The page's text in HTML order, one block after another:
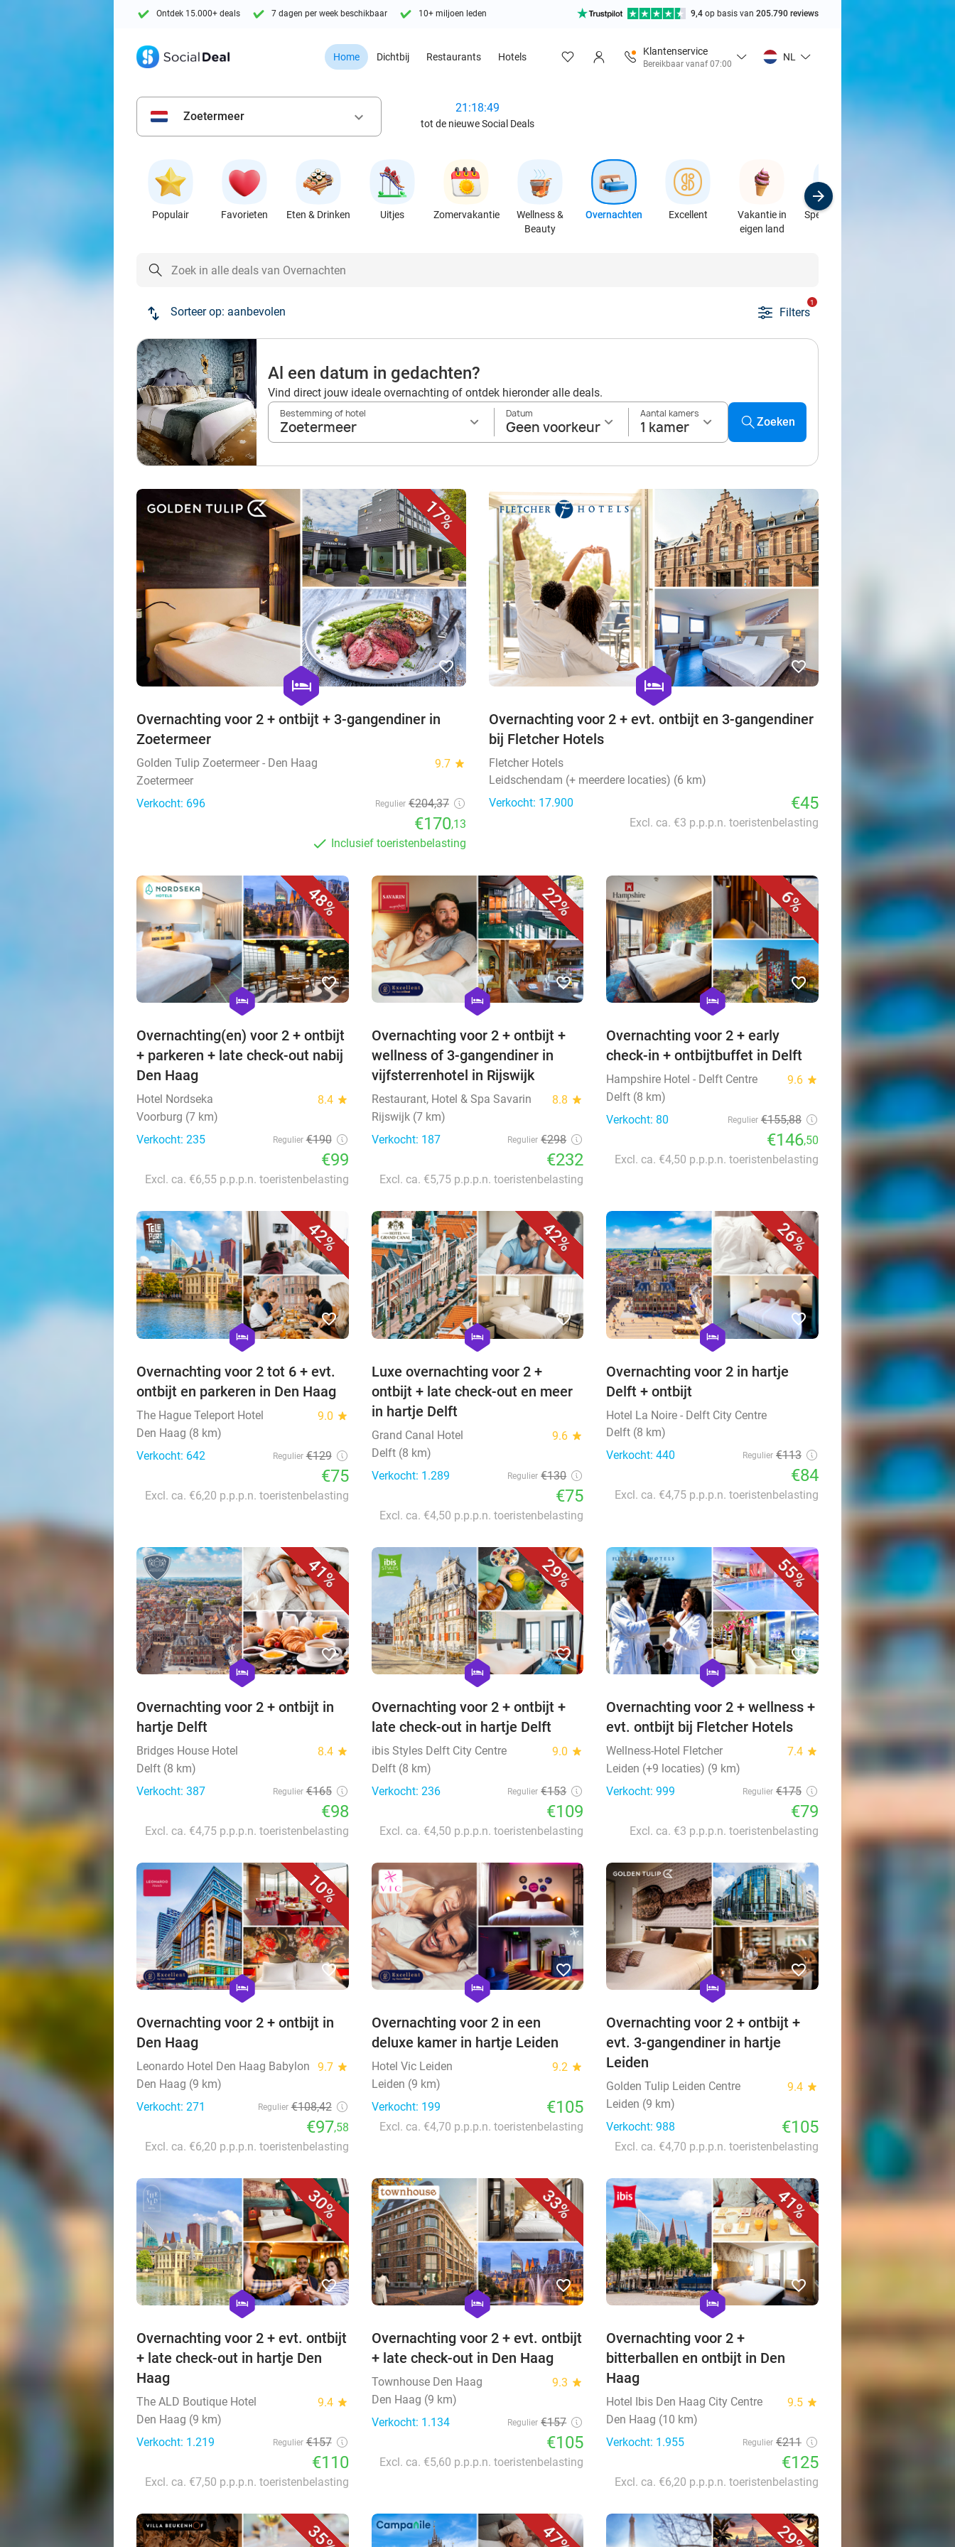
Ontdek 15.000+ deals 7 dagen per week beschikbaar 10+ miljoen leden 9,4 op basis van 205.790 reviews
Home Dichtbij Restaurants Hotels
Klantenservice
Bereikbaar vanaf 07:00
NL
Zoetermeer keyboard_arrow_down
21:18:46
tot de nieuwe Social Deals
Populair Favorieten Eten & Drinken Uitjes Zomervakantie
Wellness &
Beauty
Overnachten Excellent
Vakantie in
eigen land
Speciaalzaken
Sorteer op: aanbevolen Filters
1
Al een datum in gedachten?
Vind direct jouw ideale overnachting of ontdek hieronder alle deals.
Bestemming of hotel
Zoetermeer
Datum
Geen voorkeur
Aantal kamers
1 kamer Zoeken
17%
favorite_border
hexagon
hotel
Overnachting voor 2 + ontbijt + 3-gangendiner in
Zoetermeer
Golden Tulip Zoetermeer - Den Haag 9.7 star
Zoetermeer
Verkocht: 696
Regulier €204,37
€170,13
Inclusief toeristenbelasting
favorite_border
hexagon
hotel
Overnachting voor 2 + evt. ontbijt en 3-gangendiner
bij Fletcher Hotels
Fletcher Hotels
Leidschendam (+ meerdere locaties) (6 km)
Verkocht: 17.900
€45
Excl. ca. €3 p.p.p.n. toeristenbelasting
48%
favorite_border
hexagon
hotel
Overnachting(en) voor 2 + ontbijt
+ parkeren + late check-out nabij
Den Haag
Hotel Nordseka 8.4 star
Voorburg (7 km)
Verkocht: 235
Regulier €190
€99
Excl. ca. €6,55 p.p.p.n. toeristenbelasting
22%
favorite_border
hexagon
hotel
Overnachting voor 2 + ontbijt +
wellness of 3-gangendiner in
vijfsterrenhotel in Rijswijk
Restaurant, Hotel & Spa Savarin 8.8 star
Rijswijk (7 km)
Verkocht: 187
Regulier €298
€232
Excl. ca. €5,75 p.p.p.n. toeristenbelasting
6%
favorite_border
hexagon
hotel
Overnachting voor 2 + early
check-in + ontbijtbuffet in Delft
Hampshire Hotel - Delft Centre 9.6 star
Delft (8 km)
Verkocht: 80
Regulier €155,88
€146,50
Excl. ca. €4,50 p.p.p.n. toeristenbelasting
42%
favorite_border
hexagon
hotel
Overnachting voor 2 tot 6 + evt.
ontbijt en parkeren in Den Haag
The Hague Teleport Hotel 9.0 star
Den Haag (8 km)
Verkocht: 642
Regulier €129
€75
Excl. ca. €6,20 p.p.p.n. toeristenbelasting
42%
favorite_border
hexagon
hotel
Luxe overnachting voor 2 +
ontbijt + late check-out en meer
in hartje Delft
Grand Canal Hotel 9.6 star
Delft (8 km)
Verkocht: 1.289
Regulier €130
€75
Excl. ca. €4,50 p.p.p.n. toeristenbelasting
26%
favorite_border
hexagon
hotel
Overnachting voor 2 in hartje
Delft + ontbijt
Hotel La Noire - Delft City Centre
Delft (8 km)
Verkocht: 440
Regulier €113
€84
Excl. ca. €4,75 p.p.p.n. toeristenbelasting
41%
favorite_border
hexagon
hotel
Overnachting voor 2 + ontbijt in
hartje Delft
Bridges House Hotel 8.4 star
Delft (8 km)
Verkocht: 387
Regulier €165
€98
Excl. ca. €4,75 p.p.p.n. toeristenbelasting
29%
favorite_border
hexagon
hotel
Overnachting voor 2 + ontbijt +
late check-out in hartje Delft
ibis Styles Delft City Centre 9.0 star
Delft (8 km)
Verkocht: 236
Regulier €153
€109
Excl. ca. €4,50 p.p.p.n. toeristenbelasting
55%
favorite_border
hexagon
hotel
Overnachting voor 2 + wellness +
evt. ontbijt bij Fletcher Hotels
Wellness-Hotel Fletcher 7.4 star
Leiden (+9 locaties) (9 km)
Verkocht: 999
Regulier €175
€79
Excl. ca. €3 p.p.p.n. toeristenbelasting
10%
favorite_border
hexagon
hotel
Overnachting voor 2 + ontbijt in
Den Haag
Leonardo Hotel Den Haag Babylon 9.7 star
Den Haag (9 km)
Verkocht: 271
Regulier €108,42
€97,58
Excl. ca. €6,20 p.p.p.n. toeristenbelasting
favorite_border
hexagon
hotel
Overnachting voor 2 in een
deluxe kamer in hartje Leiden
Hotel Vic Leiden 9.2 star
Leiden (9 km)
Verkocht: 199
€105
Excl. ca. €4,70 p.p.p.n. toeristenbelasting
favorite_border
hexagon
hotel
Overnachting voor 2 + ontbijt +
evt. 3-gangendiner in hartje
Leiden
Golden Tulip Leiden Centre 9.4 star
Leiden (9 km)
Verkocht: 988
€105
Excl. ca. €4,70 p.p.p.n. toeristenbelasting
30%
favorite_border
hexagon
hotel
Overnachting voor 2 + evt. ontbijt
+ late check-out in hartje Den
Haag
The ALD Boutique Hotel 9.4 star
Den Haag (9 km)
Verkocht: 1.219
Regulier €157
€110
Excl. ca. €7,50 p.p.p.n. toeristenbelasting
33%
favorite_border
hexagon
hotel
Overnachting voor 2 + evt. ontbijt
+ late check-out in Den Haag
Townhouse Den Haag 9.3 star
Den Haag (9 km)
Verkocht: 1.134
Regulier €157
€105
Excl. ca. €5,60 p.p.p.n. toeristenbelasting
41%
favorite_border
hexagon
hotel
Overnachting voor 2 +
bitterballen en ontbijt in Den
Haag
Hotel Ibis Den Haag City Centre 9.5 star
Den Haag (10 km)
Verkocht: 1.955
Regulier €211
€125
Excl. ca. €6,20 p.p.p.n. toeristenbelasting